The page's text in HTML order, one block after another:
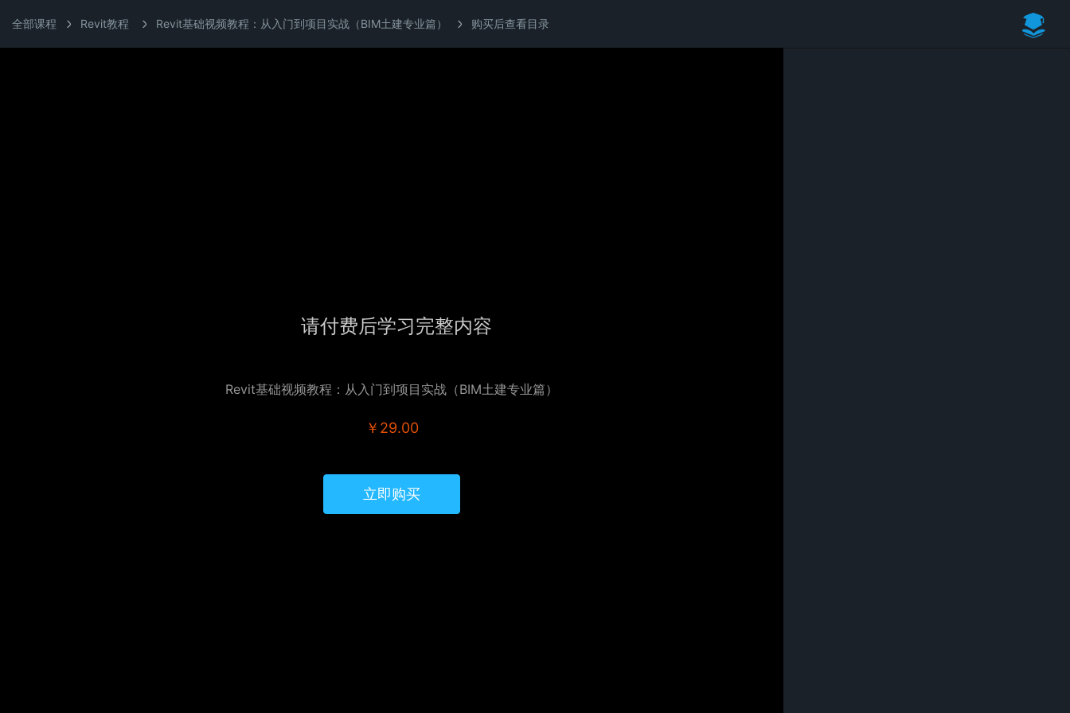
全部课程 Revit教程 Revit基础视频教程：从入门到项目实战（BIM土建专业篇） 购买后查看目录
请付费后学习完整内容
Revit基础视频教程：从入门到项目实战（BIM土建专业篇）
￥29.00
立即购买